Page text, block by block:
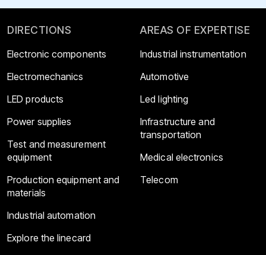
DIRECTIONS
Electronic components
Electromechanics
LED products
Power supplies
Test and measurement
equipment
Production equipment and
materials
Industrial automation
Explore the linecard
AREAS OF EXPERTISE
Industrial instrumentation
Automotive
Led lighting
Infrastructure and
transportation
Medical electronics
Telecom